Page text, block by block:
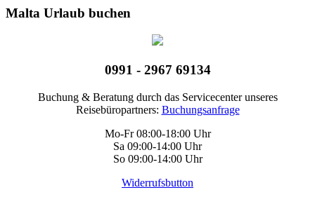
Malta Urlaub buchen
0991 - 2967 69134
Buchung & Beratung durch das Servicecenter unseres
Reisebüropartners: Buchungsanfrage
Mo-Fr 08:00-18:00 Uhr
Sa 09:00-14:00 Uhr
So 09:00-14:00 Uhr
Widerrufsbutton